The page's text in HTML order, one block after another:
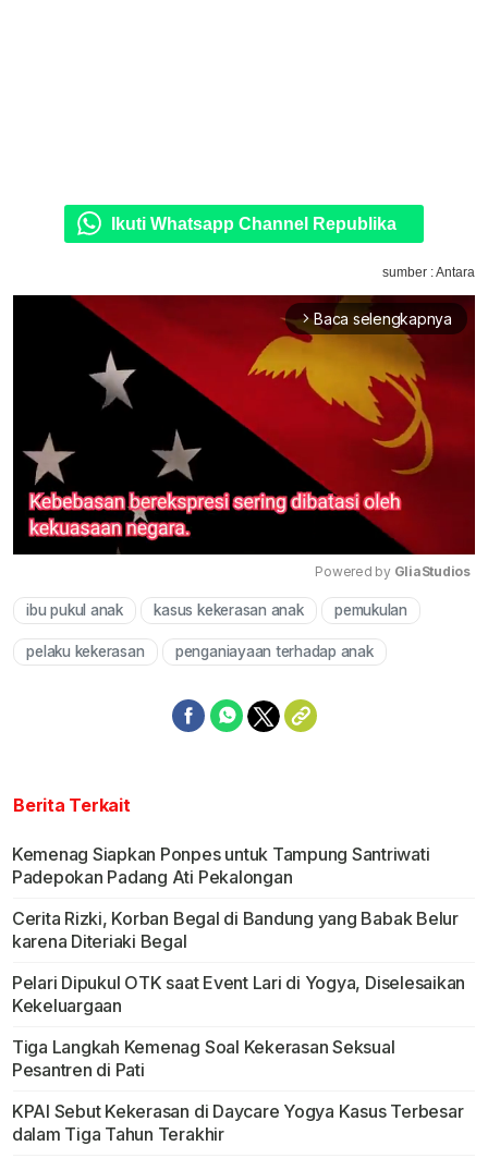
Ikuti Whatsapp Channel Republika
sumber : Antara
arrow_forward_ios Baca selengkapnya
Mute
Powered by GliaStudios
ibu pukul anak kasus kekerasan anak pemukulan
pelaku kekerasan penganiayaan terhadap anak
Berita Terkait
Kemenag Siapkan Ponpes untuk Tampung Santriwati
Padepokan Padang Ati Pekalongan
Cerita Rizki, Korban Begal di Bandung yang Babak Belur
karena Diteriaki Begal
Pelari Dipukul OTK saat Event Lari di Yogya, Diselesaikan
Kekeluargaan
Tiga Langkah Kemenag Soal Kekerasan Seksual
Pesantren di Pati
KPAI Sebut Kekerasan di Daycare Yogya Kasus Terbesar
dalam Tiga Tahun Terakhir